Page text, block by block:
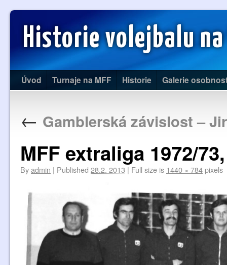
Historie volejbalu na
Úvod Turnaje na MFF Historie Galerie
← Gamblerská závislost –
MFF extraliga 1972/
Byadmin | Published 28.2. 2013 | Full size is 1440 × 784pixels